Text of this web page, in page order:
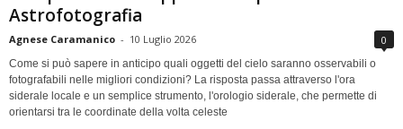
Astrofotografia
Agnese Caramanico - 10 Luglio 2026 0
Come si può sapere in anticipo quali oggetti del cielo saranno osservabili o
fotografabili nelle migliori condizioni? La risposta passa attraverso l'ora
siderale locale e un semplice strumento, l'orologio siderale, che permette di
orientarsi tra le coordinate della volta celeste